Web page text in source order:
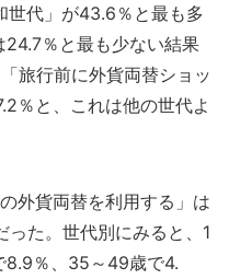
代」が43.6％と最も多
24.7％と最も少ない結果
旅行前に外貨両替ショッ
％と、これは他の世代よ
外貨両替を利用する」は
った。世代別にみると、1
％、35～49歳で4.